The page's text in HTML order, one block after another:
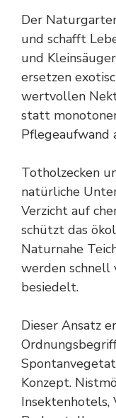
Der
und schafft
und
ersetzen
wertvollen
statt
Pflegeaufwand
Totholzecken
natürliche
Verzicht auf
schützt das
Naturnahe
werden schnell
besiedelt.
Dieser Ansatz
Konzept.
Insektenhotels,